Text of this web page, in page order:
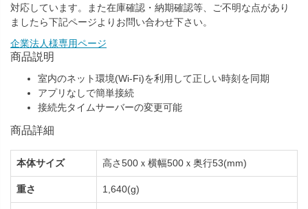
対応しています。また在庫確認・納期確認等、ご不明な点があり
ましたら下記ページよりお問い合わせ下さい。
企業法人様専用ページ
商品説明
室内のネット環境(Wi-Fi)を利用して正しい時刻を同期
アプリなしで簡単接続
接続先タイムサーバーの変更可能
商品詳細
本体サイズ 高さ500ｘ横幅500ｘ奥行53(mm)
重さ 1,640(g)